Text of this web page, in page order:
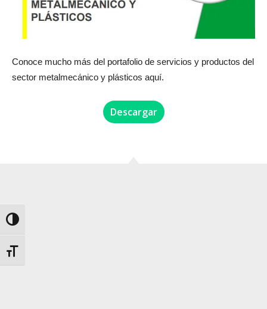
Alternar alto contraste
Alternar tamaño de letra
Conoce mucho más del portafolio de servicios y productos del
sector metalmecánico y plásticos aquí.
Descargar